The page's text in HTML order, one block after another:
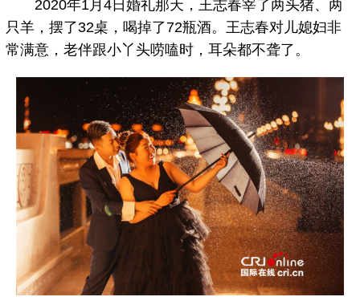
2020年1月4日婚礼那天，王志春宰了两头猪、两
只羊，摆了32桌，喝掉了72瓶酒。王志春对儿媳妇非
常满意，老伴跟小丫头唠嗑时，耳朵都不聋了。